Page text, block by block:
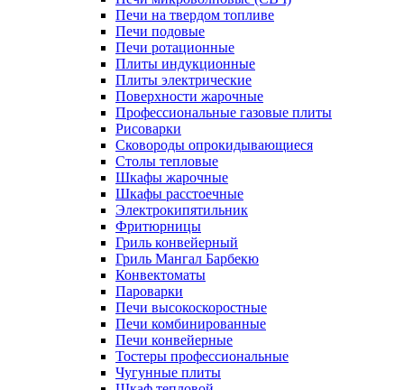
Печи на твердом топливе
Печи подовые
Печи ротационные
Плиты индукционные
Плиты электрические
Поверхности жарочные
Профессиональные газовые плиты
Рисоварки
Сковороды опрокидывающиеся
Столы тепловые
Шкафы жарочные
Шкафы расстоечные
Электрокипятильник
Фритюрницы
Гриль конвейерный
Гриль Мангал Барбекю
Конвектоматы
Пароварки
Печи высокоскоростные
Печи комбинированные
Печи конвейерные
Тостеры профессиональные
Чугунные плиты